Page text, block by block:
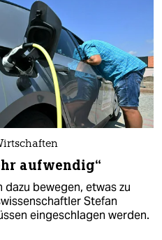
aufwendig“
dazu bewegen, etwas zu
Stefan
eingeschlagen werden.